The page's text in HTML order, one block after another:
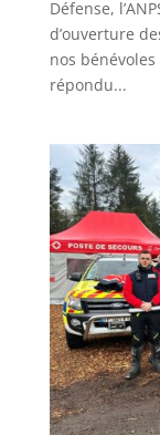
Défense,
d’ouverture
nos
répondu...